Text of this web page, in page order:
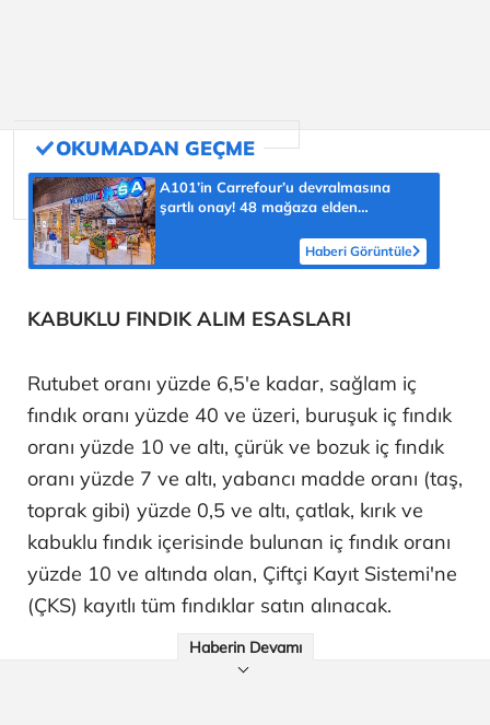
A101’in Carrefour’u devralmasına
şartlı onay! 48 mağaza elden
Haberi Görüntüle
KABUKLU FINDIK ALIM ESASLARI
Rutubet oranı yüzde 6,5'e kadar, sağlam iç
fındık oranı yüzde 40 ve üzeri, buruşuk iç fındık
oranı yüzde 10 ve altı, çürük ve bozuk iç fındık
oranı yüzde 7 ve altı, yabancı madde oranı (taş,
toprak gibi) yüzde 0,5 ve altı, çatlak, kırık ve
kabuklu fındık içerisinde bulunan iç fındık oranı
yüzde 10 ve altında olan, Çiftçi Kayıt Sistemi'ne
(ÇKS) kayıtlı tüm fındıklar satın alınacak.
Haberin Devamı